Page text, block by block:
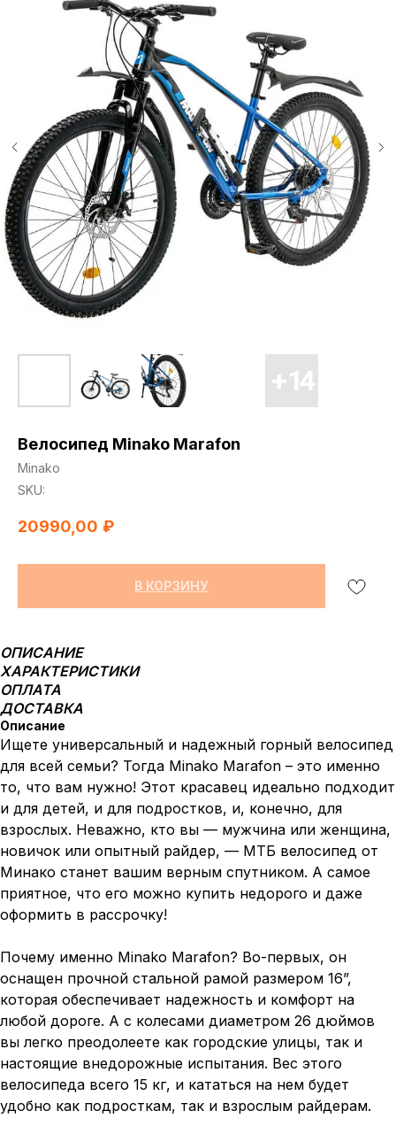
Велосипед Minako Marafon
Minako
SKU:
20990,00 ₽
В КОРЗИНУ
ОПИСАНИЕ
ХАРАКТЕРИСТИКИ
ОПЛАТА
ДОСТАВКА
Описание
Ищете универсальный и надежный горный велосипед
для всей семьи? Тогда Minako Marafon – это именно
то, что вам нужно! Этот красавец идеально подходит
и для детей, и для подростков, и, конечно, для
взрослых. Неважно, кто вы — мужчина или женщина,
новичок или опытный райдер, — МТБ велосипед от
Минако станет вашим верным спутником. А самое
приятное, что его можно купить недорого и даже
оформить в рассрочку!
Почему именно Minako Marafon? Во-первых, он
оснащен прочной стальной рамой размером 16”,
которая обеспечивает надежность и комфорт на
любой дороге. А с колесами диаметром 26 дюймов
вы легко преодолеете как городские улицы, так и
настоящие внедорожные испытания. Вес этого
велосипеда всего 15 кг, и кататься на нем будет
удобно как подросткам, так и взрослым райдерам.